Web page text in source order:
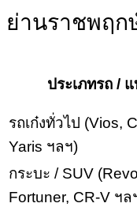
ย่านราชพฤก
ประเภทรถ /
รถเก๋งทั่วไป (Vios,
Yaris ฯลฯ)
กระบะ / SUV
Fortuner, CR-V ฯล